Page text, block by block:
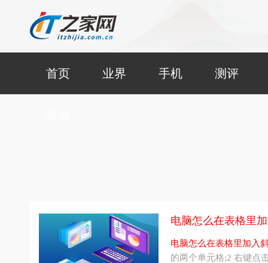
首页 业界 手机 测评
电脑怎么在表格里
电脑怎么在表格里加入
的两个单元格;2 右键点